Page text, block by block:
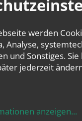
werden
Analyse,
und Sonstiges.
jederzeit
anzeigen...